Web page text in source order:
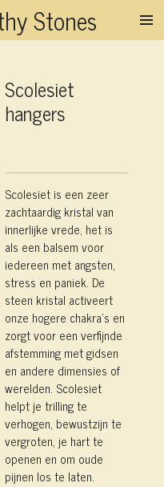
Stones
Scolesiet
hangers
Scolesiet is een zeer
zachtaardig kristal van
innerlijke vrede, het is
als een balsem voor
iedereen met angsten,
stress en paniek. De
steen kristal activeert
onze hogere chakra’s en
zorgt voor een verfijnde
afstemming met gidsen
en andere dimensies of
werelden. Scolesiet
helpt je trilling te
verhogen, bewustzijn te
vergroten, je hart te
openen en om oude
pijnen los te laten.